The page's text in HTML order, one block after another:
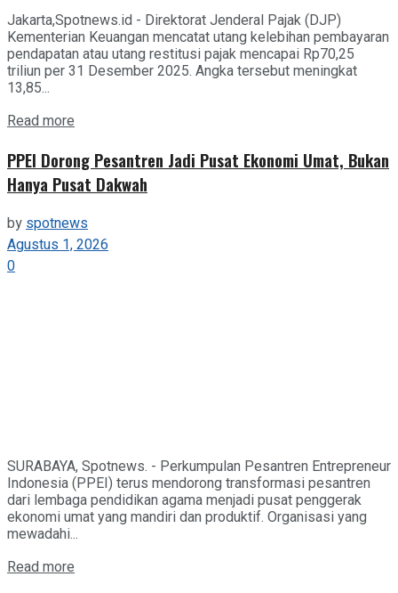
Jakarta,Spotnews.id - Direktorat Jenderal Pajak (DJP)
Kementerian Keuangan mencatat utang kelebihan pembayaran
pendapatan atau utang restitusi pajak mencapai Rp70,25
triliun per 31 Desember 2025. Angka tersebut meningkat
13,85...
Read more
PPEI Dorong Pesantren Jadi Pusat Ekonomi Umat, Bukan
Hanya Pusat Dakwah
byspotnews
Agustus 1, 2026
0
SURABAYA, Spotnews. - Perkumpulan Pesantren Entrepreneur
Indonesia (PPEI) terus mendorong transformasi pesantren
dari lembaga pendidikan agama menjadi pusat penggerak
ekonomi umat yang mandiri dan produktif. Organisasi yang
mewadahi...
Read more